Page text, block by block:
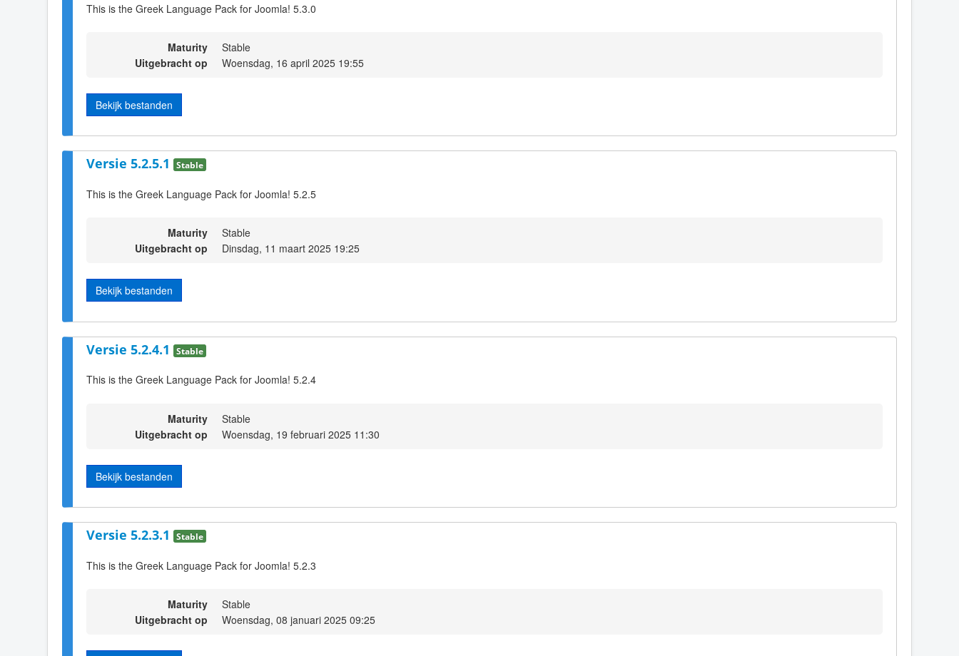
This is the Greek Language Pack for Joomla! 5.3.0
Maturity
Stable
Uitgebracht op
Woensdag, 16 april 2025 19:55
Bekijk bestanden
Versie 5.2.5.1 Stable
This is the Greek Language Pack for Joomla! 5.2.5
Maturity
Stable
Uitgebracht op
Dinsdag, 11 maart 2025 19:25
Bekijk bestanden
Versie 5.2.4.1 Stable
This is the Greek Language Pack for Joomla! 5.2.4
Maturity
Stable
Uitgebracht op
Woensdag, 19 februari 2025 11:30
Bekijk bestanden
Versie 5.2.3.1 Stable
This is the Greek Language Pack for Joomla! 5.2.3
Maturity
Stable
Uitgebracht op
Woensdag, 08 januari 2025 09:25